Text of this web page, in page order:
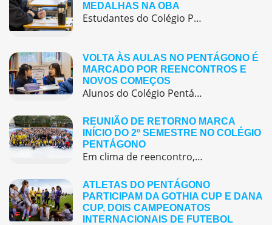
MEDALHAS NA OBA
Estudantes do Colégio Pentágono conquistam excelente resultado na Olimpíada Brasileira de Astronomia e Astronáutica (OBA) 2025, somando 38 medalhas.
VOLTA ÀS AULAS NO PENTÁGONO É
MARCADO POR REENCONTROS E
NOVOS COMEÇOS
Alunos do Colégio Pentágono retornaram às aulas trazendo o entusiasmo dos reencontros e o desejo de seguir aprendendo com significado.
REUNIÃO DE RETORNO MARCA
INÍCIO DO 2º SEMESTRE NO COLÉGIO
PENTÁGONO
Em clima de reencontro, a equipe pedagógica participou da abertura do semestre letivo com treinamentos e simulação de emergência
ATLETAS DO PENTÁGONO
PARTICIPAM DA GOTHIA CUP E DANA
CUP, DOIS CAMPEONATOS
INTERNACIONAIS DE FUTEBOL